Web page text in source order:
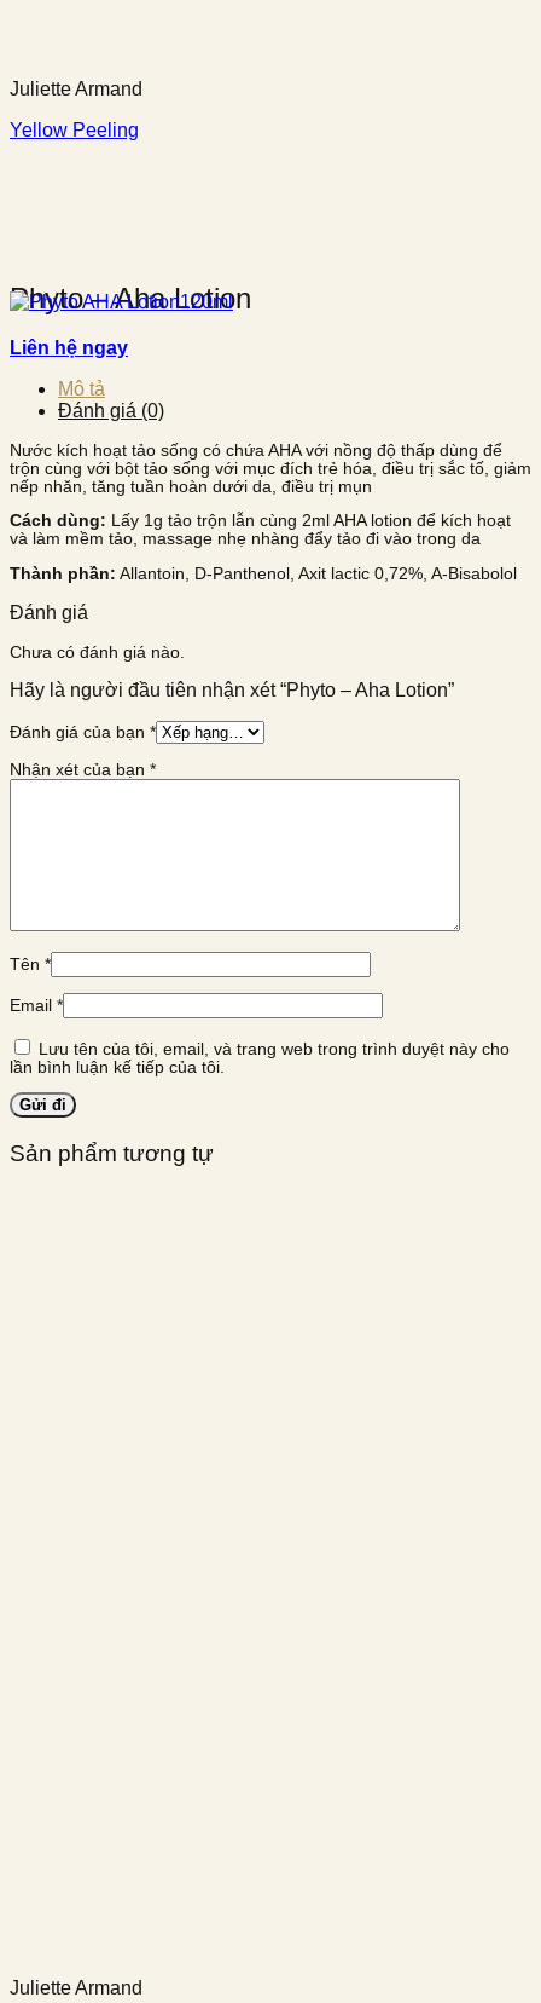
Juliette Armand
Yellow Peeling
Phyto – Aha Lotion
Liên hệ ngay
Mô tả
Đánh giá (0)
Nước kích hoạt tảo sống có chứa AHA với nồng độ thấp dùng để
trộn cùng với bột tảo sống với mục đích trẻ hóa, điều trị sắc tố, giảm
nếp nhăn, tăng tuần hoàn dưới da, điều trị mụn
Cách dùng: Lấy 1g tảo trộn lẫn cùng 2ml AHA lotion để kích hoạt
và làm mềm tảo, massage nhẹ nhàng đẩy tảo đi vào trong da
Thành phần: Allantoin, D-Panthenol, Axit lactic 0,72%, A-Bisabolol
Đánh giá
Chưa có đánh giá nào.
Hãy là người đầu tiên nhận xét “Phyto – Aha Lotion”
Đánh giá của bạn *
Nhận xét của bạn *
Tên *
Email *
Lưu tên của tôi, email, và trang web trong trình duyệt này cho
lần bình luận kế tiếp của tôi.
Sản phẩm tương tự
Juliette Armand